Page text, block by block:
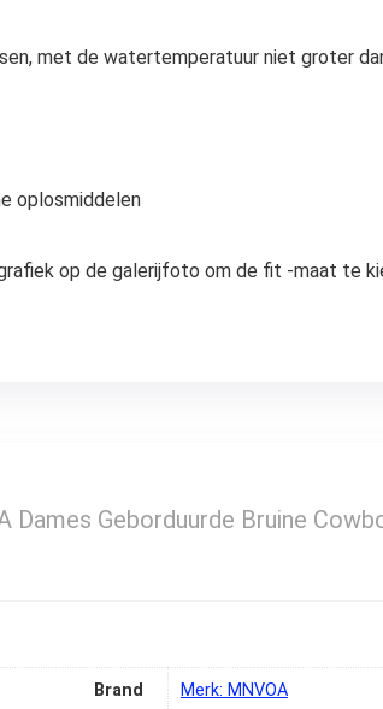
met de watertemperatuur niet groter
oplosmiddelen
op de galerijfoto om de fit -maat te
Dames Geborduurde Bruine
Brand Merk: MNVOA